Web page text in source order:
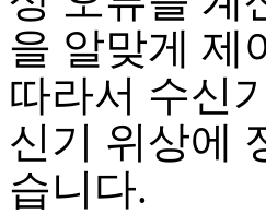
을 알맞게 제
따라서 수신
신기 위상에
습니다.